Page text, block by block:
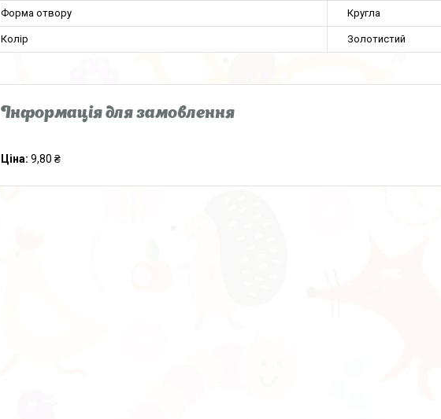
Форма отвору Кругла
Колір Золотистий
Інформація для замовлення
Ціна: 9,80 ₴